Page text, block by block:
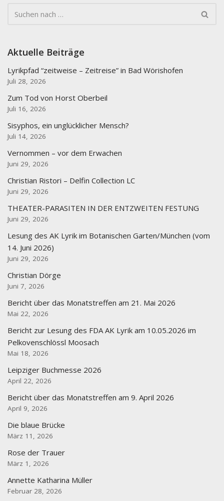
Aktuelle Beiträge
Lyrikpfad “zeitweise – Zeitreise” in Bad Wörishofen
Juli 28, 2026
Zum Tod von Horst Oberbeil
Juli 16, 2026
Sisyphos, ein unglücklicher Mensch?
Juli 14, 2026
Vernommen – vor dem Erwachen
Juni 29, 2026
Christian Ristori – Delfin Collection LC
Juni 29, 2026
THEATER-PARASITEN IN DER ENTZWEITEN FESTUNG
Juni 29, 2026
Lesung des AK Lyrik im Botanischen Garten/München (vom
14. Juni 2026)
Juni 29, 2026
Christian Dörge
Juni 7, 2026
Bericht über das Monatstreffen am 21. Mai 2026
Mai 22, 2026
Bericht zur Lesung des FDA AK Lyrik am 10.05.2026 im
Pelkovenschlössl Moosach
Mai 18, 2026
Leipziger Buchmesse 2026
April 22, 2026
Bericht über das Monatstreffen am 9. April 2026
April 9, 2026
Die blaue Brücke
März 11, 2026
Rose der Trauer
März 1, 2026
Annette Katharina Müller
Februar 28, 2026